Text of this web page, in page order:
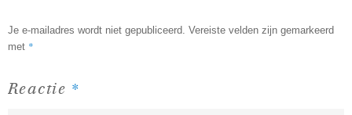
Je e-mailadres wordt niet gepubliceerd. Vereiste velden zijn gemarkeerd
met *
Reactie *